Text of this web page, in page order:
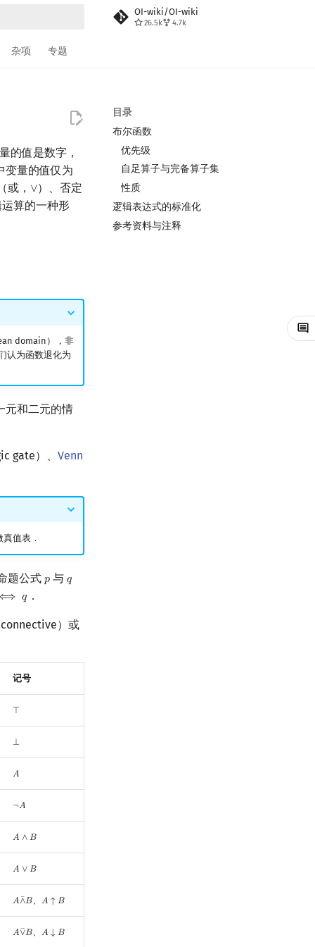
OI-wiki/OI-wiki
26.5k 4.7k
杂项 专题
目录
布尔函数
优先级
自足算子与完备算子集
性质
逻辑表达式的标准化
参考资料与注释
的值是数字，
变量的值仅为
或， ∨
∨）、否定
算的一种形
domain），非
认为函数退化为
元和二元的情
gate）、 Venn
值表．
题公式𝑝
p 与𝑞
q
⟺ 𝑞
⟺q ．
connective）或
记号
⊤
⊤
⊥
⊥
𝐴
A
¬𝐴
¬A
𝐴 ∧𝐵
A∧B
𝐴 ∨𝐵
A∨B
𝐴¯
∧𝐵
A∧¯B 𝐴 ↑ 𝐵
A↑ B
𝐴¯
∨𝐵
A∨¯B 𝐴 ↓ 𝐵
A↓ B